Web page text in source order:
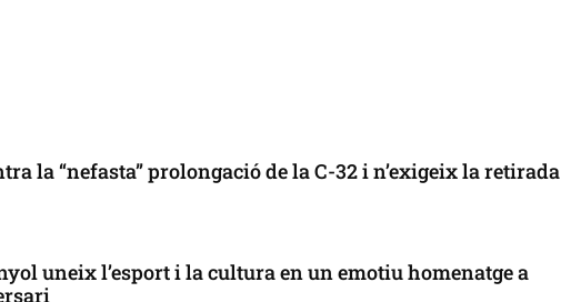
la “nefasta” prolongació de la C-32 i n’exigeix la retirada
uneix l’esport i la cultura en un emotiu homenatge a